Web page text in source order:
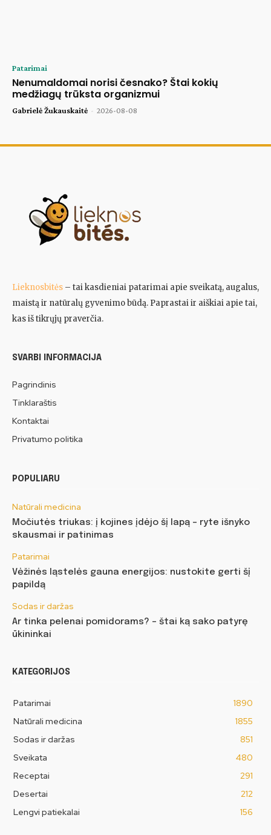
Patarimai
Nenumaldomai norisi česnako? Štai kokių
medžiagų trūksta organizmui
Gabrielė Žukauskaitė - 2026-08-08
Lieknosbitės – tai kasdieniai patarimai apie sveikatą, augalus,
maistą ir natūralų gyvenimo būdą. Paprastai ir aiškiai apie tai,
kas iš tikrųjų praverčia.
SVARBI INFORMACIJA
Pagrindinis
Tinklaraštis
Kontaktai
Privatumo politika
POPULIARU
Natūrali medicina
Močiutės triukas: į kojines įdėjo šį lapą – ryte išnyko
skausmai ir patinimas
Patarimai
Vėžinės ląstelės gauna energijos: nustokite gerti šį
papildą
Sodas ir daržas
Ar tinka pelenai pomidorams? – štai ką sako patyrę
ūkininkai
KATEGORIJOS
Patarimai
1890
Natūrali medicina
1855
Sodas ir daržas
851
Sveikata
480
Receptai
291
Desertai
212
Lengvi patiekalai
156